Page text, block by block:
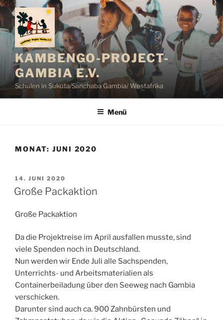
Zum
Inhalt
springen
KAMBENGO-PROJECT-
GAMBIA E.V.
Schulen in Sukuta/Sanchaba Gambia/ Westafrika
Menü
MONAT: JUNI 2020
VERÖFFENTLICHT
AM
14. JUNI 2020
Große Packaktion
Große Packaktion
Da die Projektreise im April ausfallen musste, sind
viele Spenden noch in Deutschland.
Nun werden wir Ende Juli alle Sachspenden,
Unterrichts- und Arbeitsmaterialien als
Containerbeiladung über den Seeweg nach Gambia
verschicken.
Darunter sind auch ca. 900 Zahnbürsten und